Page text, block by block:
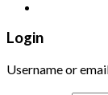
Login
Username or